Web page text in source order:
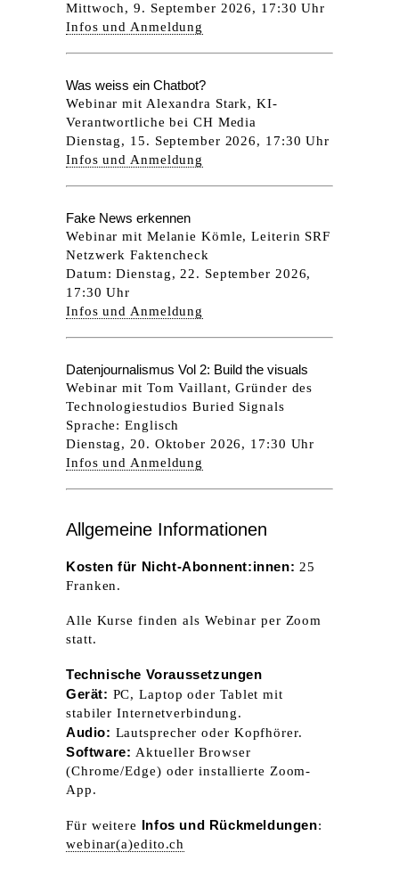
Mittwoch, 9. September 2026, 17:30 Uhr
Infos und Anmeldung
Was weiss ein Chatbot?
Webinar mit Alexandra Stark, KI-
Verantwortliche bei CH Media
Dienstag, 15. September 2026, 17:30 Uhr
Infos und Anmeldung
Fake News erkennen
Webinar mit Melanie Kömle, Leiterin SRF
Netzwerk Faktencheck
Datum: Dienstag, 22. September 2026,
17:30 Uhr
Infos und Anmeldung
Datenjournalismus Vol 2: Build the visuals
Webinar mit Tom Vaillant, Gründer des
Technologiestudios Buried Signals
Sprache: Englisch
Dienstag, 20. Oktober 2026, 17:30 Uhr
Infos und Anmeldung
Allgemeine Informationen
Kosten für Nicht-Abonnent:innen: 25
Franken.
Alle Kurse finden als Webinar per Zoom
statt.
Technische Voraussetzungen
Gerät: PC, Laptop oder Tablet mit
stabiler Internetverbindung.
Audio: Lautsprecher oder Kopfhörer.
Software: Aktueller Browser
(Chrome/Edge) oder installierte Zoom-
App.
Für weitere Infos und Rückmeldungen:
webinar(a)edito.ch